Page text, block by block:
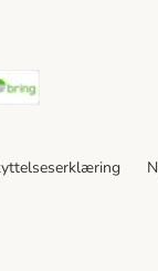
MethodShipping